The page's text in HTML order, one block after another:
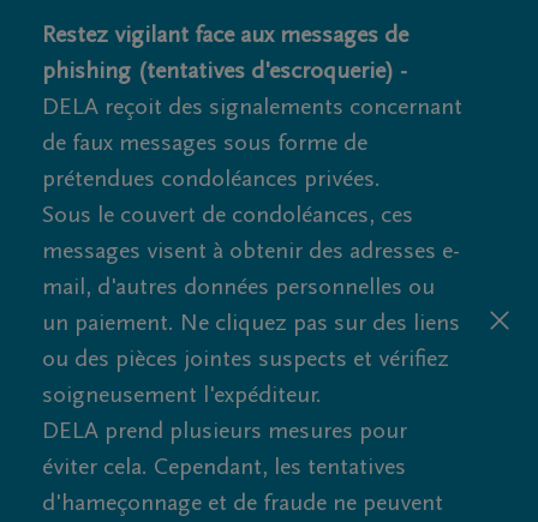
Restez vigilant face aux messages de
phishing (tentatives d'escroquerie) -
DELA reçoit des signalements concernant
de faux messages sous forme de
prétendues condoléances privées.
Sous le couvert de condoléances, ces
messages visent à obtenir des adresses e-
mail, d'autres données personnelles ou
un paiement. Ne cliquez pas sur des liens
ou des pièces jointes suspects et vérifiez
soigneusement l'expéditeur.
DELA prend plusieurs mesures pour
éviter cela. Cependant, les tentatives
d'hameçonnage et de fraude ne peuvent